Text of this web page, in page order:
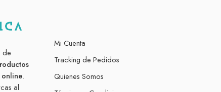
de
.
al
Mi Cuenta
Tracking de Pedidos
Quienes Somos